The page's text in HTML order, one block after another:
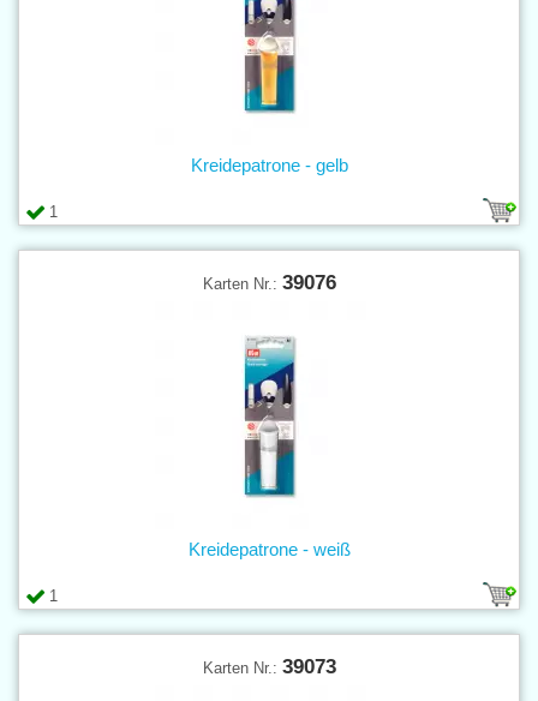
1
Kreidepatrone - gelb
Karten Nr.: 39076
1
Kreidepatrone - weiß
Karten Nr.: 39073